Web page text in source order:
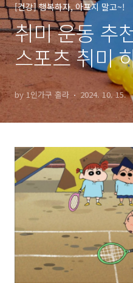
[건강] 행복하자, 아프지 말고~!
취미 운동 추
스포츠 취미
까?
by 1인가구 홀라 2024. 10. 15.